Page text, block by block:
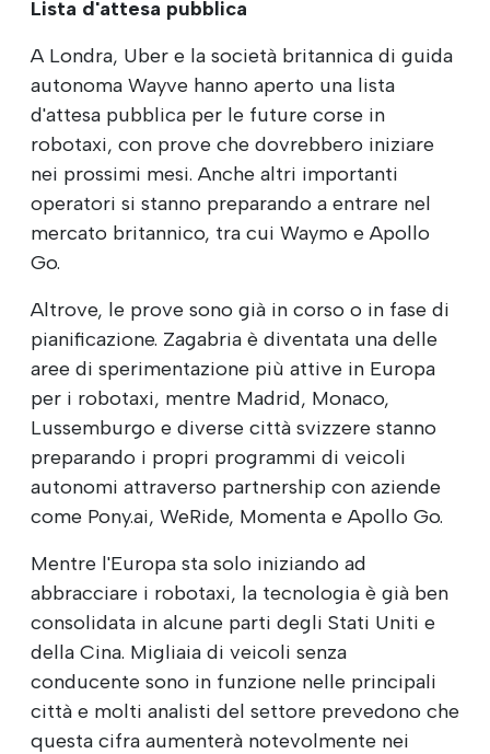
Lista d'attesa pubblica
A Londra, Uber e la società britannica di guida
autonoma Wayve hanno aperto una lista
d'attesa pubblica per le future corse in
robotaxi, con prove che dovrebbero iniziare
nei prossimi mesi. Anche altri importanti
operatori si stanno preparando a entrare nel
mercato britannico, tra cui Waymo e Apollo
Go.
Altrove, le prove sono già in corso o in fase di
pianificazione. Zagabria è diventata una delle
aree di sperimentazione più attive in Europa
per i robotaxi, mentre Madrid, Monaco,
Lussemburgo e diverse città svizzere stanno
preparando i propri programmi di veicoli
autonomi attraverso partnership con aziende
come Pony.ai, WeRide, Momenta e Apollo Go.
Mentre l'Europa sta solo iniziando ad
abbracciare i robotaxi, la tecnologia è già ben
consolidata in alcune parti degli Stati Uniti e
della Cina. Migliaia di veicoli senza
conducente sono in funzione nelle principali
città e molti analisti del settore prevedono che
questa cifra aumenterà notevolmente nei